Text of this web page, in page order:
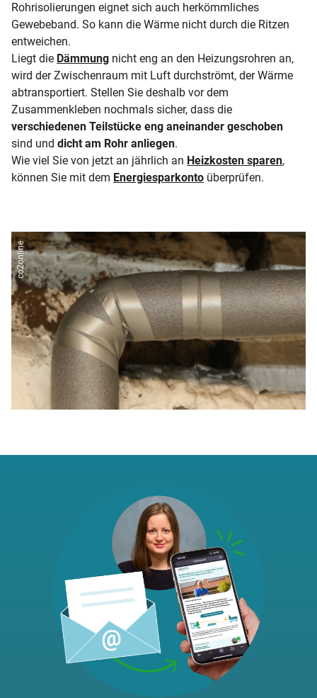
Rohrisolierungen eignet sich auch herkömmliches
Gewebeband. So kann die Wärme nicht durch die Ritzen
entweichen.
Liegt die Dämmung nicht eng an den Heizungsrohren an,
wird der Zwischenraum mit Luft durchströmt, der Wärme
abtransportiert. Stellen Sie deshalb vor dem
Zusammenkleben nochmals sicher, dass die
verschiedenen Teilstücke eng aneinander geschoben
sind und dicht am Rohr anliegen.
Wie viel Sie von jetzt an jährlich an Heizkosten sparen,
können Sie mit dem Energiesparkonto überprüfen.
co2online